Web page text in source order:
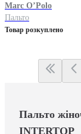
Marc O’Polo
Пальто
Товар розкуплено
Пальто
INTERTOP